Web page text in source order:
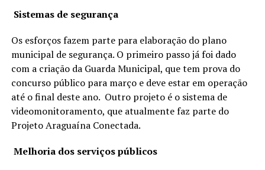
Sistemas de segurança
Os esforços fazem parte para elaboração do plano
municipal de segurança. O primeiro passo já foi dado
com a criação da Guarda Municipal, que tem prova do
concurso público para março e deve estar em operação
até o final deste ano. Outro projeto é o sistema de
videomonitoramento, que atualmente faz parte do
Projeto Araguaína Conectada.
Melhoria dos serviços públicos